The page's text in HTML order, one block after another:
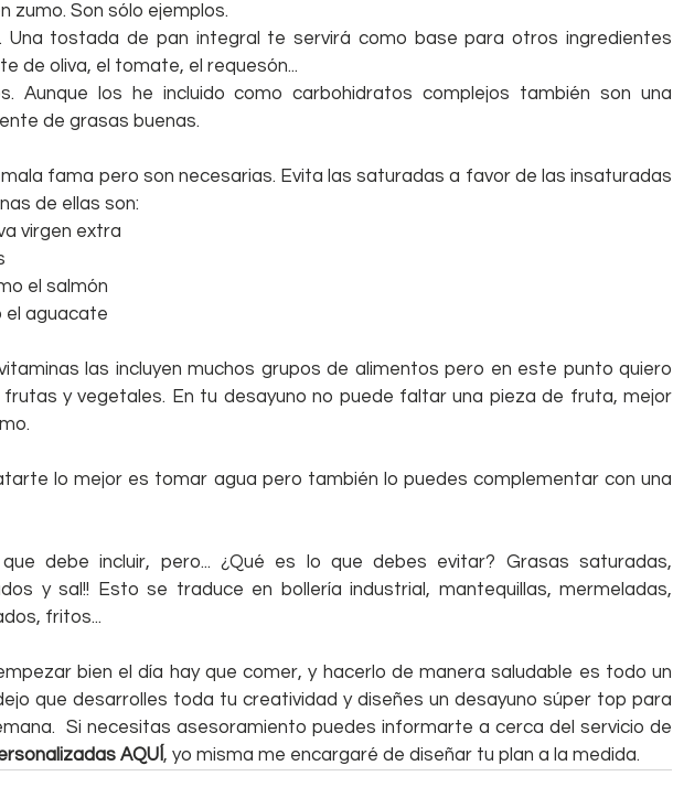
zumo. Son sólo ejemplos.
Una tostada de pan integral te servirá como base para otros ingredientes
de oliva, el tomate, el requesón...
Aunque los he incluido como carbohidratos complejos también son una
de grasas buenas.
mala fama pero son necesarias. Evita las saturadas a favor de las insaturadas
de ellas son:
virgen extra
el salmón
el aguacate
las incluyen muchos grupos de alimentos pero en este punto quiero
y vegetales. En tu desayuno no puede faltar una pieza de fruta, mejor
lo mejor es tomar agua pero también lo puedes complementar con una
debe incluir, pero... ¿Qué es lo que debes evitar? Grasas saturadas,
y sal!! Esto se traduce en bollería industrial, mantequillas, mermeladas,
fritos...
bien el día hay que comer, y hacerlo de manera saludable es todo un
que desarrolles toda tu creatividad y diseñes un desayuno súper top para
AQUÍ , yo misma me encargaré de diseñar tu plan a la medida.